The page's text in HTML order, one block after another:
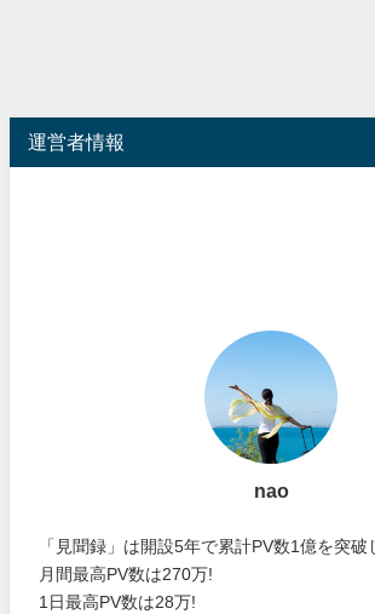
運営者情報
nao
「見聞録」は開設5年で累計PV数1億を突破
月間最高PV数は270万!
1日最高PV数は28万!